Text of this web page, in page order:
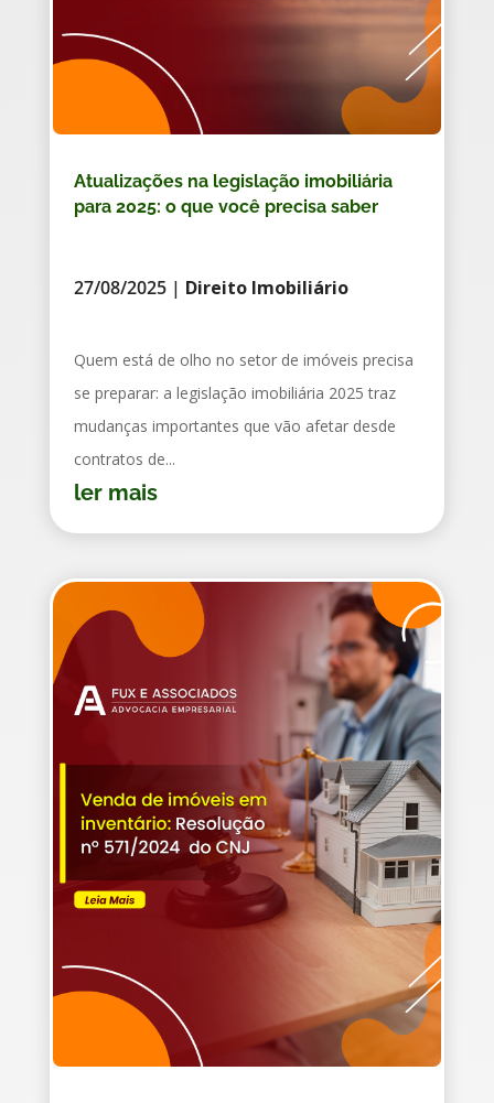
Atualizações na legislação imobiliária
para 2025: o que você precisa saber
27/08/2025| Direito Imobiliário
Quem está de olho no setor de imóveis precisa
se preparar: a legislação imobiliária 2025 traz
mudanças importantes que vão afetar desde
contratos de...
ler mais